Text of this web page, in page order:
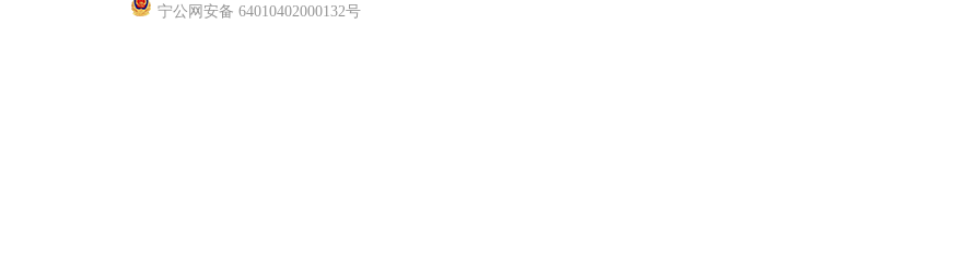
宁公网安备 64010402000132号